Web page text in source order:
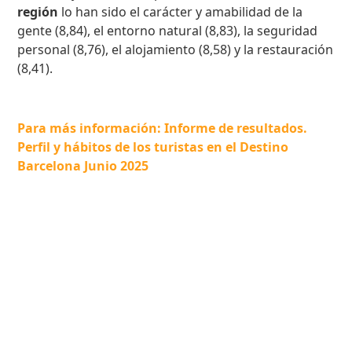
región lo han sido el carácter y amabilidad de la
gente (8,84), el entorno natural (8,83), la seguridad
personal (8,76), el alojamiento (8,58) y la restauración
(8,41).
Para más información: Informe de resultados.
Perfil y hábitos de los turistas en el Destino
Barcelona Junio 2025